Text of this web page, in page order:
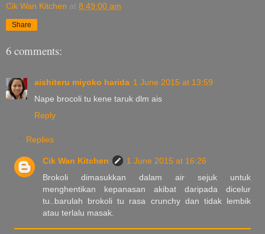
Cik Wan Kitchen at 8:49:00 am
Share
6 comments:
aishiteru miyoko harida 1 June 2015 at 13:59
Nape brocoli tu kene taruk dlm ais
Reply
Replies
Cik Wan Kitchen
1 June 2015 at 16:26
Brokoli dimasukkan dalam air sejuk untuk
menghentikan kepanasan akibat daripada dicelur
tu..barulah brokoli tu rasa crunchy dan tidak lembik
atau terlalu masak.